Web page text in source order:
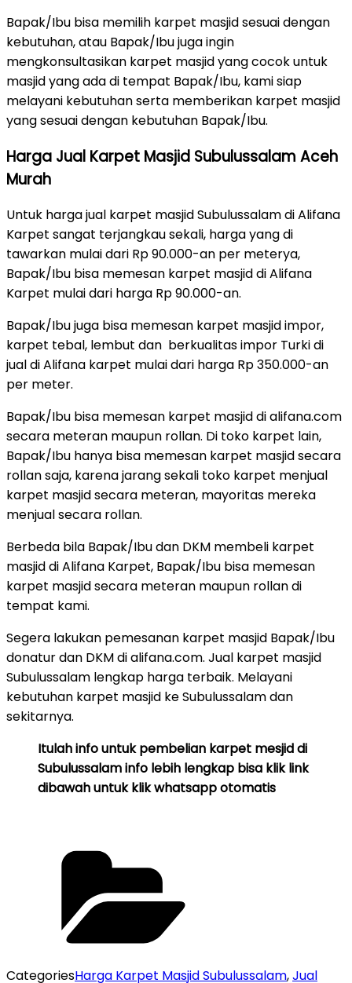
Bapak/Ibu bisa memilih karpet masjid sesuai dengan
kebutuhan, atau Bapak/Ibu juga ingin
mengkonsultasikan karpet masjid yang cocok untuk
masjid yang ada di tempat Bapak/Ibu, kami siap
melayani kebutuhan serta memberikan karpet masjid
yang sesuai dengan kebutuhan Bapak/Ibu.
Harga Jual Karpet Masjid Subulussalam Aceh
Murah
Untuk harga jual karpet masjid Subulussalam di Alifana
Karpet sangat terjangkau sekali, harga yang di
tawarkan mulai dari Rp 90.000-an per meterya,
Bapak/Ibu bisa memesan karpet masjid di Alifana
Karpet mulai dari harga Rp 90.000-an.
Bapak/Ibu juga bisa memesan karpet masjid impor,
karpet tebal, lembut dan berkualitas impor Turki di
jual di Alifana karpet mulai dari harga Rp 350.000-an
per meter.
Bapak/Ibu bisa memesan karpet masjid di alifana.com
secara meteran maupun rollan. Di toko karpet lain,
Bapak/Ibu hanya bisa memesan karpet masjid secara
rollan saja, karena jarang sekali toko karpet menjual
karpet masjid secara meteran, mayoritas mereka
menjual secara rollan.
Berbeda bila Bapak/Ibu dan DKM membeli karpet
masjid di Alifana Karpet, Bapak/Ibu bisa memesan
karpet masjid secara meteran maupun rollan di
tempat kami.
Segera lakukan pemesanan karpet masjid Bapak/Ibu
donatur dan DKM di alifana.com. Jual karpet masjid
Subulussalam lengkap harga terbaik. Melayani
kebutuhan karpet masjid ke Subulussalam dan
sekitarnya.
Itulah info untuk pembelian karpet mesjid di
Subulussalam info lebih lengkap bisa klik link
dibawah untuk klik whatsapp otomatis
CategoriesHarga Karpet Masjid Subulussalam,Jual